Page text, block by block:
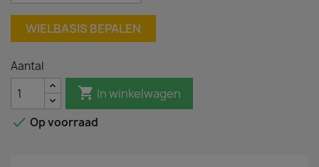
WIELBASIS BEPALEN
Aantal
 In winkelwagen
 Op voorraad